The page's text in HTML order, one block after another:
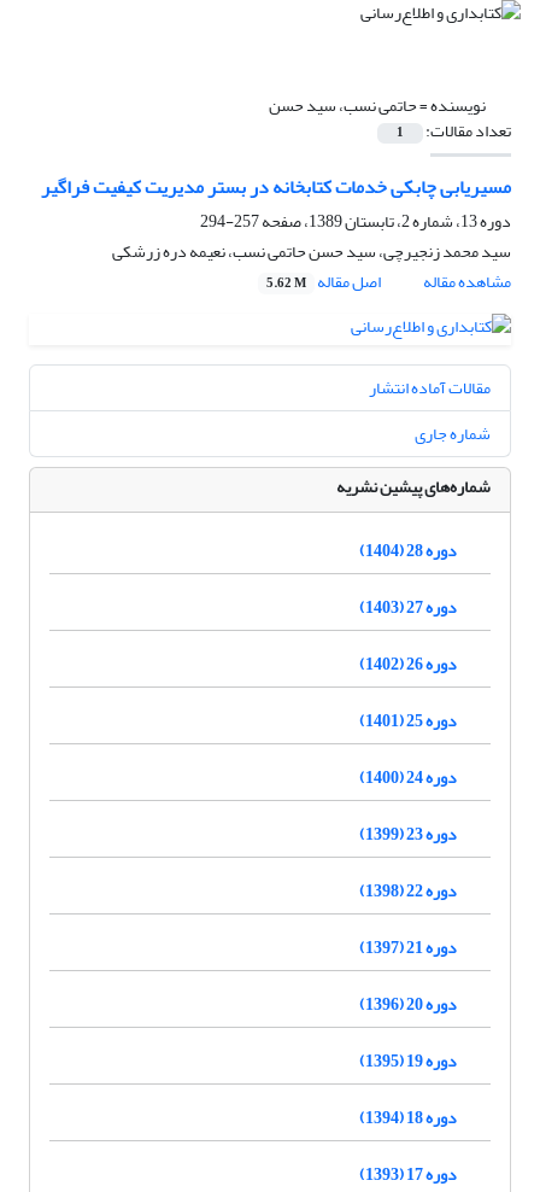
نویسنده =حاتمی نسب، سید حسن
تعداد مقالات: 1
مسیریابی چابکی خدمات کتابخانه در بستر مدیریت کیفیت فراگیر
دوره 13، شماره 2، تابستان 1389، صفحه
257-294
سید محمد زنجیرچی، سید حسن حاتمی نسب، نعیمه دره زرشکی
مشاهده مقاله
اصل مقاله 5.62 M
مقالات آماده انتشار
شماره جاری
شماره‌های پیشین نشریه
دوره 28 (1404)
دوره 27 (1403)
دوره 26 (1402)
دوره 25 (1401)
دوره 24 (1400)
دوره 23 (1399)
دوره 22 (1398)
دوره 21 (1397)
دوره 20 (1396)
دوره 19 (1395)
دوره 18 (1394)
دوره 17 (1393)